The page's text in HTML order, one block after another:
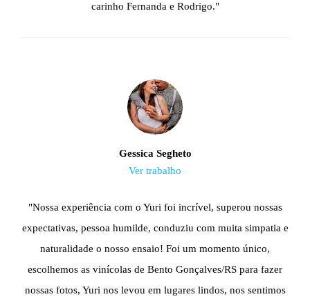
carinho Fernanda e Rodrigo."
"Nossa experiência com o Yuri foi incrível, superou nossas
expectativas, pessoa humilde, conduziu com muita simpatia e
naturalidade o nosso ensaio! Foi um momento único,
escolhemos as vinícolas de Bento Gonçalves/RS para fazer
nossas fotos, Yuri nos levou em lugares lindos, nos sentimos
Gessica Segheto
Ver trabalho